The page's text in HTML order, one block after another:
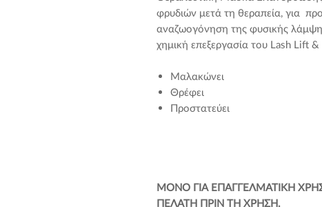
φρυδιών μετά τη θεραπεία, για
αναζωογόνηση της φυσικής
χημική επεξεργασία του Lash Lift
Μαλακώνει
Θρέφει
Προστατεύει
ΜΟΝΟ ΓΙΑ ΕΠΑΓΓΕΛΜΑΤΙΚΗ
ΠΕΛΑΤΗ ΠΡΙΝ ΤΗ ΧΡΗΣΗ.